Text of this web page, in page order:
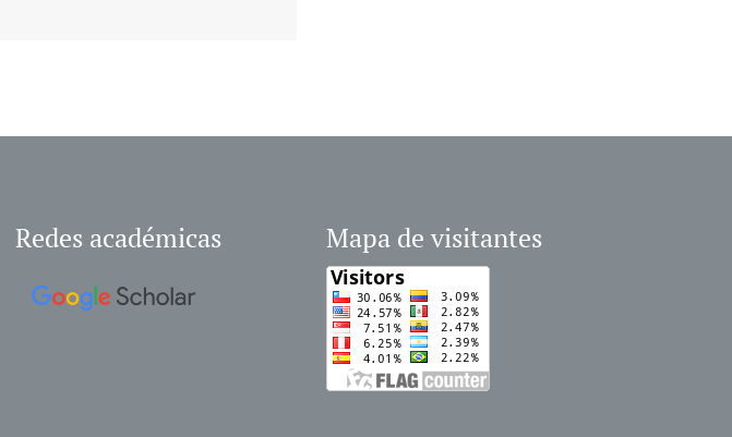
Redes académicas Mapa de visitantes